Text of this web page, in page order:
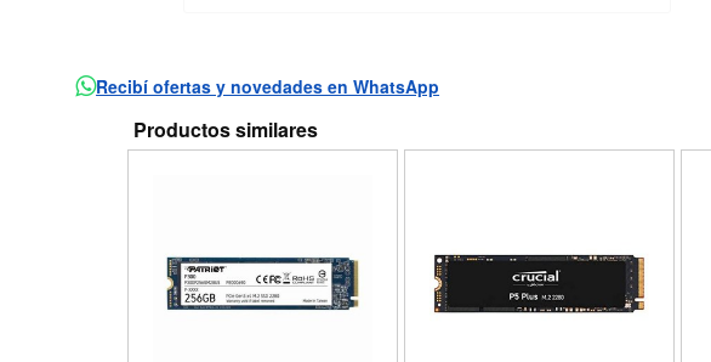
Recibí ofertas y novedades en WhatsApp
Productos similares